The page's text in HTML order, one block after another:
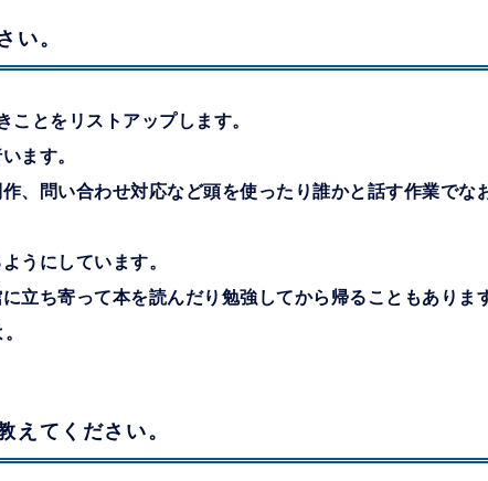
い。
とをリストアップします。
ます。
、問い合わせ対応など頭を使ったり誰かと話す作業でな
うにしています。
立ち寄って本を読んだり勉強してから帰ることもありま
えてください。